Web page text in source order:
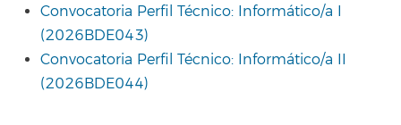
Convocatoria Perfil Técnico: Informático/a I
(2026BDE043)
Convocatoria Perfil Técnico: Informático/a II
(2026BDE044)